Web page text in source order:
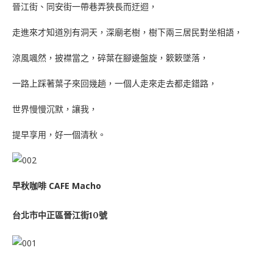
晉江街、同安街一帶巷弄狹長而迂迴，
走進來才知道別有洞天，深廟老樹，樹下兩三居民對坐相語，
涼風颯然，披襟當之，碎葉在腳邊盤旋，簌簌墜落，
一路上踩著葉子來回幾趟，一個人走來走去都走錯路，
世界慢慢沉默，讓我，
提早享用，好一個清秋。
早秋咖啡 CAFE Macho
台北市中正區晉江街10號